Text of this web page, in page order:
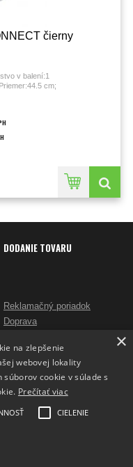
čierny
v balení:1
cm;
DODANIE TOVARU
Reklamačný poriadok
Doprava
Alternatívne riešenie sporov
Odstúpenie od zmluvy
×
na zlepšenie
webovej lokality
cookie v súlade s
Prečítať viac
CIELENIE